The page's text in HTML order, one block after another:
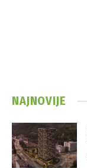
NAJNOVIJE